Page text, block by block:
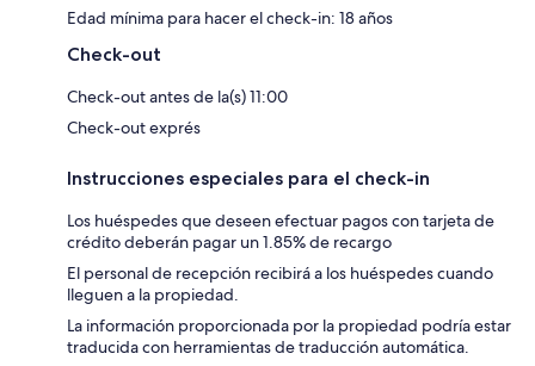
Edad mínima para hacer el check-in: 18 años
Check-out
Check-out antes de la(s) 11:00
Check-out exprés
Instrucciones especiales para el check-in
Los huéspedes que deseen efectuar pagos con tarjeta de
crédito deberán pagar un 1.85% de recargo
El personal de recepción recibirá a los huéspedes cuando
lleguen a la propiedad.
La información proporcionada por la propiedad podría estar
traducida con herramientas de traducción automática.